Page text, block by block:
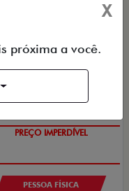
PREÇO IMPERDÍVEL
PESSOA FÍSICA
X
próxima a você.